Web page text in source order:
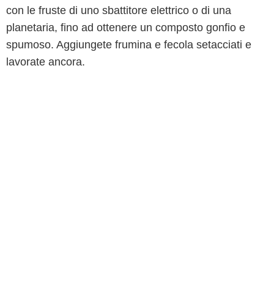
con le fruste di uno sbattitore elettrico o di una
planetaria, fino ad ottenere un composto gonfio e
spumoso. Aggiungete frumina e fecola setacciati e
lavorate ancora.